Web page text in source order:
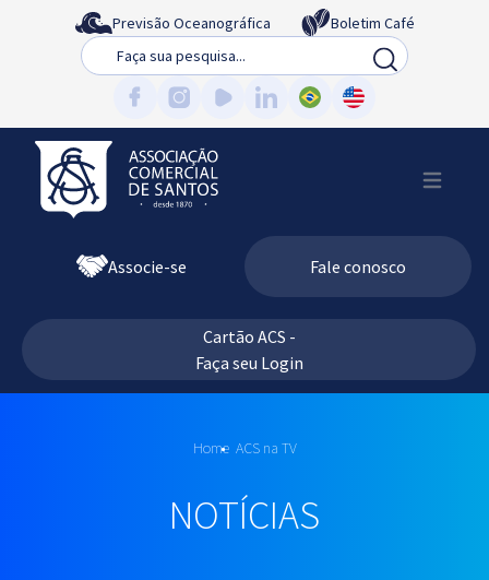
Previsão Oceanográfica
Boletim Café
Busca
Associe-se Fale conosco
Cartão ACS -
Faça seu Login
Home ACS na TV
NOTÍCIAS